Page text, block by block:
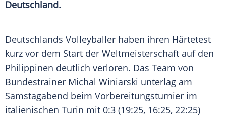
Deutschland.
Deutschlands Volleyballer haben ihren Härtetest
kurz vor dem Start der Weltmeisterschaft auf den
Philippinen deutlich verloren. Das Team von
Bundestrainer Michal Winiarski unterlag am
Samstagabend beim Vorbereitungsturnier im
italienischen Turin mit 0:3 (19:25, 16:25, 22:25)